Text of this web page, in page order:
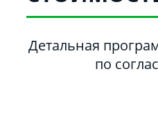
Детальная
по